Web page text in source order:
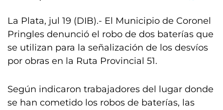
La Plata, jul 19 (DIB).- El Municipio de Coronel
Pringles denunció el robo de dos baterías que
se utilizan para la señalización de los desvíos
por obras en la Ruta Provincial 51.
Según indicaron trabajadores del lugar donde
se han cometido los robos de baterías, las